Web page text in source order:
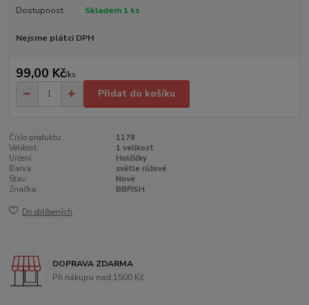
Dostupnost Skladem 1 ks
Nejsme plátci DPH
99,00 Kč/ks
Přidat do košíku
Číslo produktu:
1178
Velikost:
1 velikost
Určení:
Holčičky
Barva:
světle růžové
Stav:
Nové
Značka:
BBFISH
Do oblíbených
DOPRAVA ZDARMA
Při nákupu nad 1500 Kč